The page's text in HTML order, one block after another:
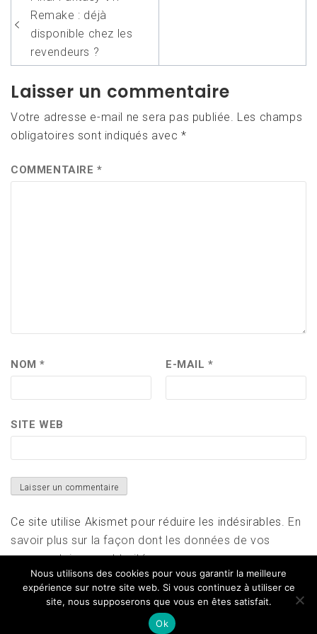
de
l’article
Remake : déjà
disponible chez les
revendeurs ?
Laisser un commentaire
Votre adresse e-mail ne sera pas publiée. Les champs
obligatoires sont indiqués avec*
COMMENTAIRE*
NOM* E-MAIL*
SITE WEB
Ce site utilise Akismet pour réduire les indésirables. En
savoir plus sur la façon dont les données de vos
commentaires sont traitées.
Nous utilisons des cookies pour vous garantir la meilleure
expérience sur notre site web. Si vous continuez à utiliser ce
site, nous supposerons que vous en êtes satisfait.
Ok